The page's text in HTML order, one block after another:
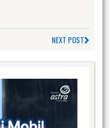
NEXT POST